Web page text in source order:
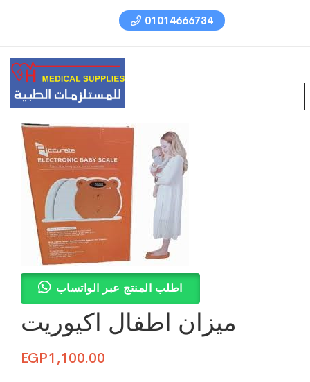
01014666734
اطلب المنتج عبر الواتساب
ميزان اطفال اكيوريت
EGP1,100.00